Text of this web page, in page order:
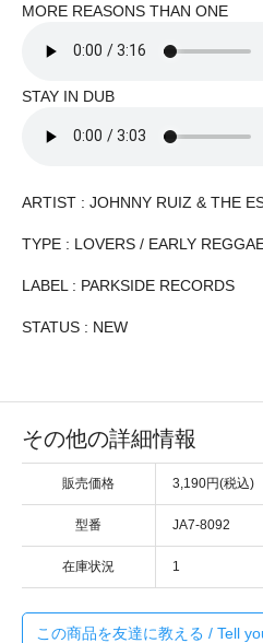
MORE REASONS THAN ONE
STAY IN DUB
ARTIST : JOHNNY RUIZ & THE
TYPE : LOVERS / EARLY
LABEL : PARKSIDE RECORDS
STATUS : NEW
その他の詳細情報
販売価格 3,190円(税込)
型番 JA7-8092
在庫状況 1
この商品を友達に教える / Tell